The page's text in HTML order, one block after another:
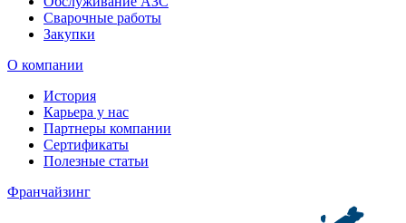
Сварочные работы
Закупки
О компании
История
Карьера у нас
Партнеры компании
Сертификаты
Полезные статьи
Франчайзинг